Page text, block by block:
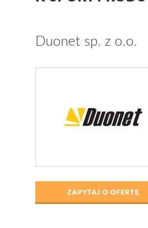
Duonet sp. z o.o.
ZAPYTAJ O OFERTĘ